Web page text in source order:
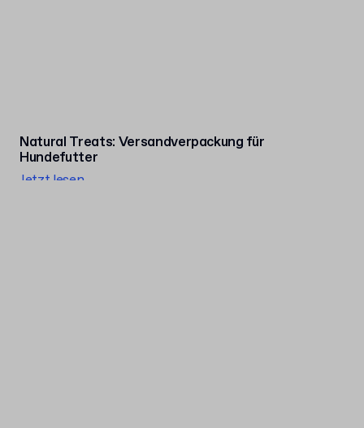
Natural Treats: Versandverpackung für
Hundefutter
Jetzt lesen